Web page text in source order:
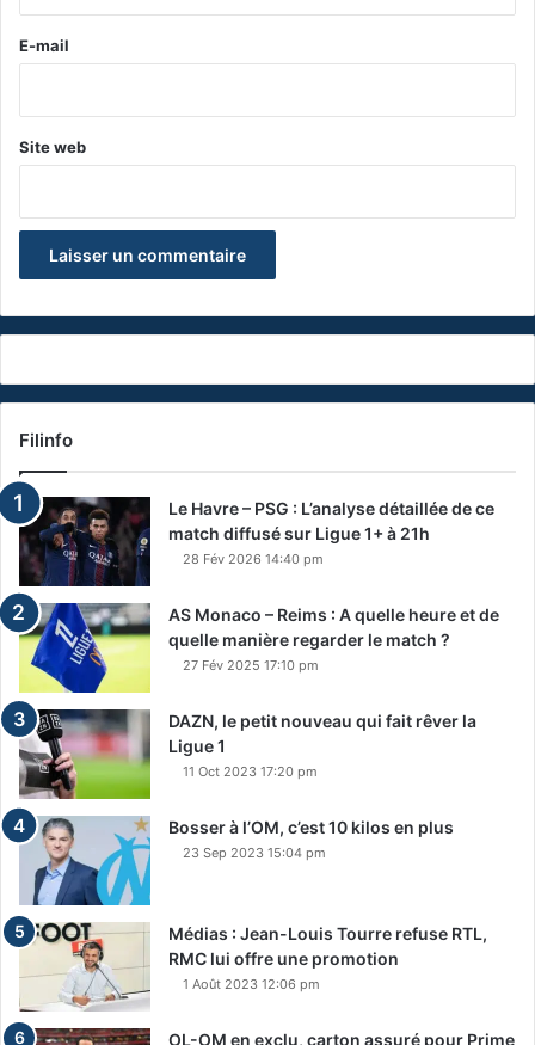
e
E-mail
Site web
Filinfo
Le Havre – PSG : L’analyse détaillée de ce
match diffusé sur Ligue 1+ à 21h
28 Fév 2026 14:40 pm
AS Monaco – Reims : A quelle heure et de
quelle manière regarder le match ?
27 Fév 2025 17:10 pm
DAZN, le petit nouveau qui fait rêver la
Ligue 1
11 Oct 2023 17:20 pm
Bosser à l’OM, c’est 10 kilos en plus
23 Sep 2023 15:04 pm
Médias : Jean-Louis Tourre refuse RTL,
RMC lui offre une promotion
1 Août 2023 12:06 pm
OL-OM en exclu, carton assuré pour Prime